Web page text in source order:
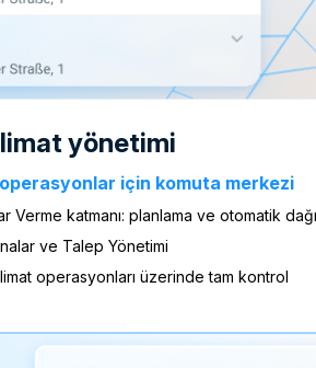
yönetimi
operasyonlar için komuta merkezi
Verme katmanı: planlama ve otomatik
ve Talep Yönetimi
operasyonları üzerinde tam kontrol